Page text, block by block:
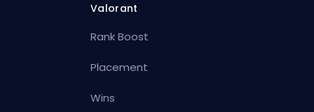
Valorant
Rank Boost
Placement
Wins